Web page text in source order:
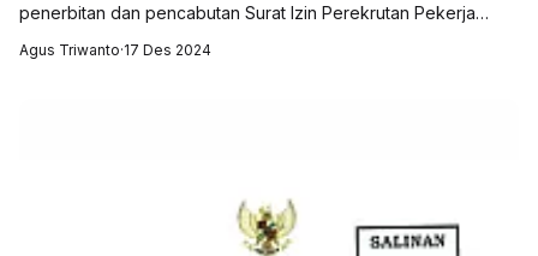
penerbitan dan pencabutan Surat Izin Perekrutan Pekerja
perekrutan PMI berjalan sesuai re...
Agus Triwanto·17 Des 2024